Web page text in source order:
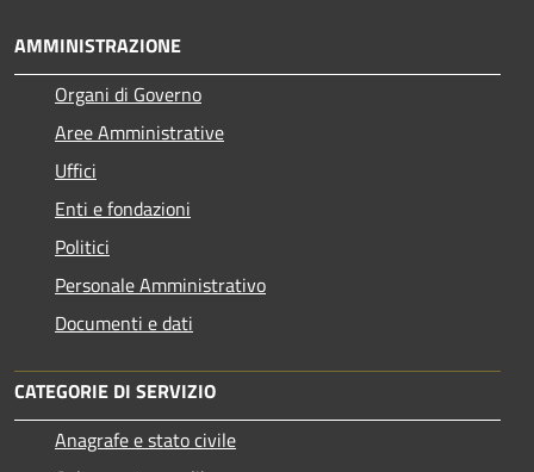
AMMINISTRAZIONE
Organi di Governo
Aree Amministrative
Uffici
Enti e fondazioni
Politici
Personale Amministrativo
Documenti e dati
CATEGORIE DI SERVIZIO
Anagrafe e stato civile